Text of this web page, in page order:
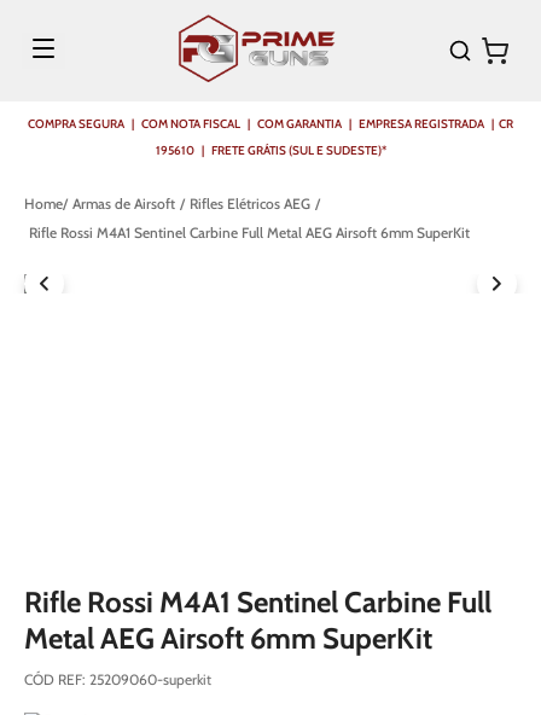
COMPRA SEGURA | COM NOTA FISCAL | COM GARANTIA | EMPRESA REGISTRADA | CR
195610 | FRETE GRÁTIS (SUL E SUDESTE)*
Armas de Airsoft
Rifles Elétricos AEG
Rifle Rossi M4A1 Sentinel Carbine Full Metal AEG Airsoft 6mm SuperKit
Rifle Rossi M4A1 Sentinel Carbine Full
Metal AEG Airsoft 6mm SuperKit
CÓD REF: 25209060-superkit